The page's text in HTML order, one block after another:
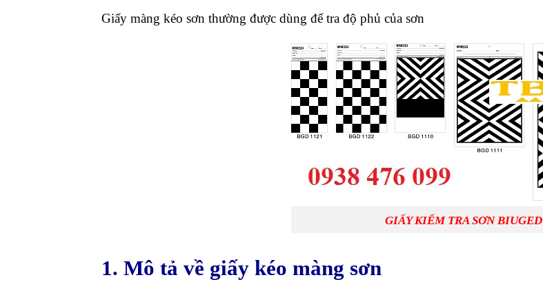
Giấy màng kéo sơn thường được dùng để tra độ phủ của sơn
GIẤY KIỂM TRA SƠN BIUGED
1. Mô tả về giấy kéo màng sơn